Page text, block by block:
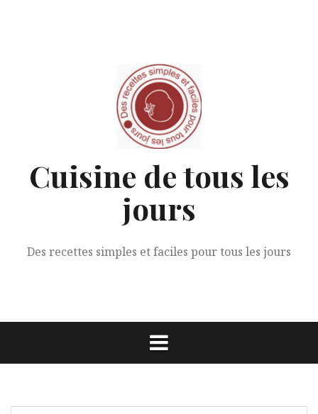
Cuisine de tous les
jours
Des recettes simples et faciles pour tous les jours